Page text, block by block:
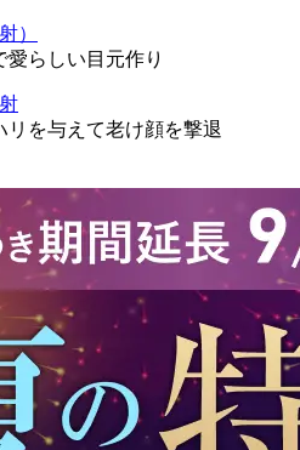
）
らしい目元作り
リを与えて老け顔を撃退